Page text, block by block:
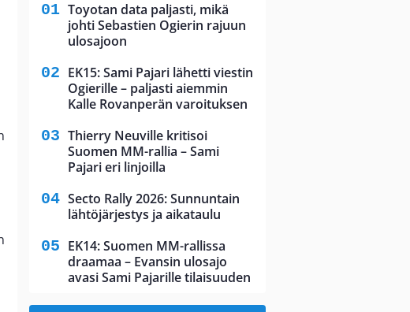
Toyotan data paljasti, mikä
johti Sebastien Ogierin rajuun
ulosajoon
EK15: Sami Pajari lähetti viestin
Ogierille – paljasti aiemmin
Kalle Rovanperän varoituksen
Thierry Neuville kritisoi
Suomen MM-rallia – Sami
Pajari eri linjoilla
Secto Rally 2026: Sunnuntain
lähtöjärjestys ja aikataulu
EK14: Suomen MM-rallissa
draamaa – Evansin ulosajo
avasi Sami Pajarille tilaisuuden